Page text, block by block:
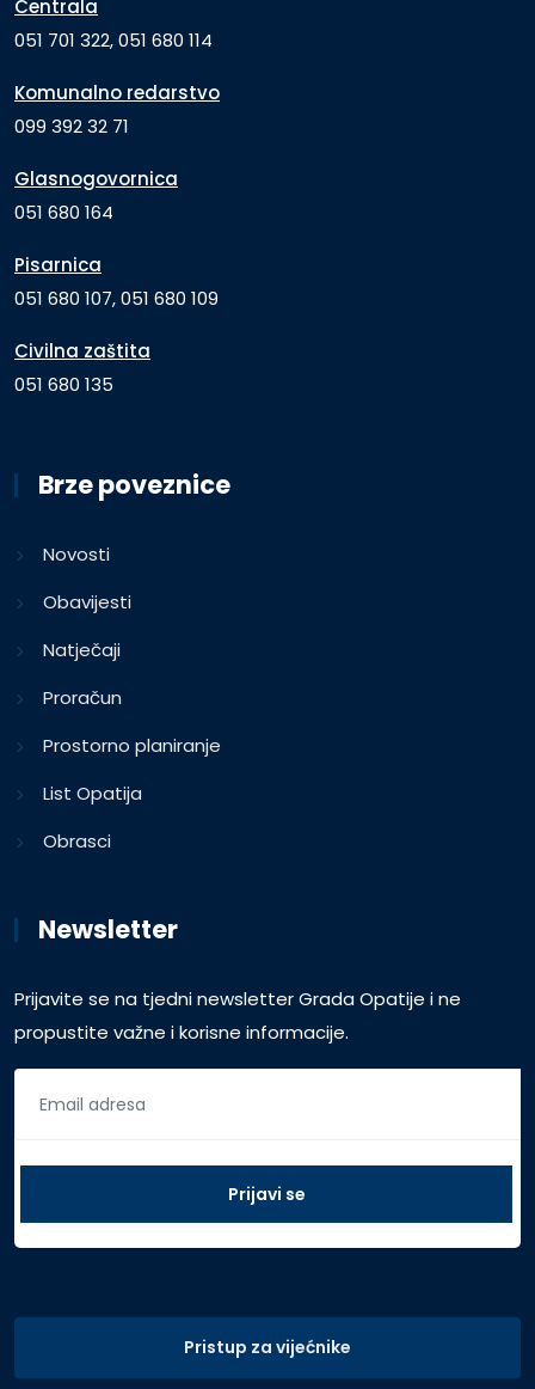
Centrala
051 701 322, 051 680 114
Komunalno redarstvo
099 392 32 71
Glasnogovornica
051 680 164
Pisarnica
051 680 107, 051 680 109
Civilna zaštita
051 680 135
Brze poveznice
Novosti
Obavijesti
Natječaji
Proračun
Prostorno planiranje
List Opatija
Obrasci
Newsletter
Prijavite se na tjedni newsletter Grada Opatije i ne
propustite važne i korisne informacije.
Pristup za vijećnike